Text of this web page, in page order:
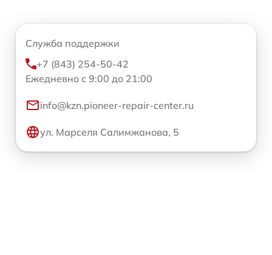
Служба поддержки
+7 (843) 254-50-42
Ежедневно с 9:00 до 21:00
info@kzn.pioneer-repair-center.ru
ул. Марселя Салимжанова, 5